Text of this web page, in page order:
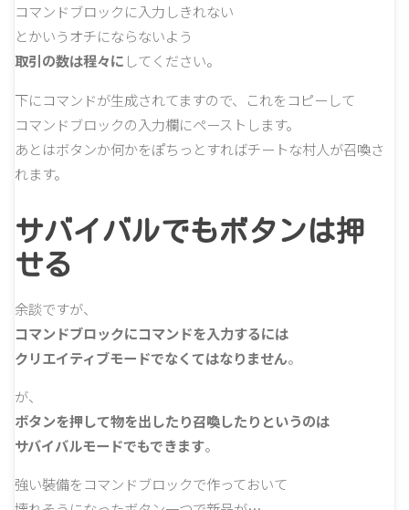
コマンドブロックに入力しきれない
とかいうオチにならないよう
取引の数は程々に してください。
下にコマンドが生成されてますので、これをコピーして
コマンドブロックの入力欄にペーストします。
あとはボタンか何かをぽちっとすればチートな村人が召喚さ
れます。
サバイバルでもボタンは押
せる
余談ですが、
コマンドブロックにコマンドを入力するには
クリエイティブモードでなくてはなりません。
が、
ボタンを押して物を出したり召喚したりというのは
サバイバルモードでもできます。
強い裝備をコマンドブロックで作っておいて